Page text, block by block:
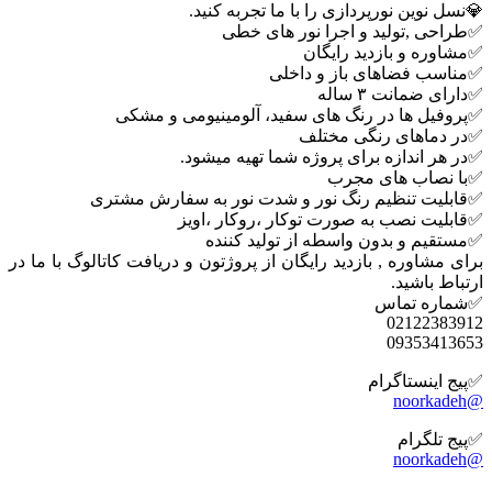
💎️نسل نوین نورپردازی را با ما تجربه کنید.
✅طراحی ,تولید و اجرا نور های خطی
✅مشاوره و بازدید رایگان
✅مناسب فضاهای باز و داخلی
✅دارای ضمانت ۳ ساله
✅پروفیل ها در رنگ های سفید، آلومینیومی و مشکی
✅در دماهای رنگی مختلف
✅در هر اندازه برای پروژه شما تهیه میشود.
✅با نصاب های مجرب
✅قابلیت تنظیم رنگ نور و شدت نور به سفارش مشتری
✅قابلیت نصب به صورت توکار ،روکار ،اویز
✅مستقیم و بدون واسطه از تولید کننده
برای مشاوره , بازدید رایگان از پروژتون و دریافت کاتالوگ با ما در
ارتباط باشید.
✅شماره تماس
02122383912
09353413653
✅پیج اینستاگرام
@noorkadeh
✅پیج تلگرام
@noorkadeh